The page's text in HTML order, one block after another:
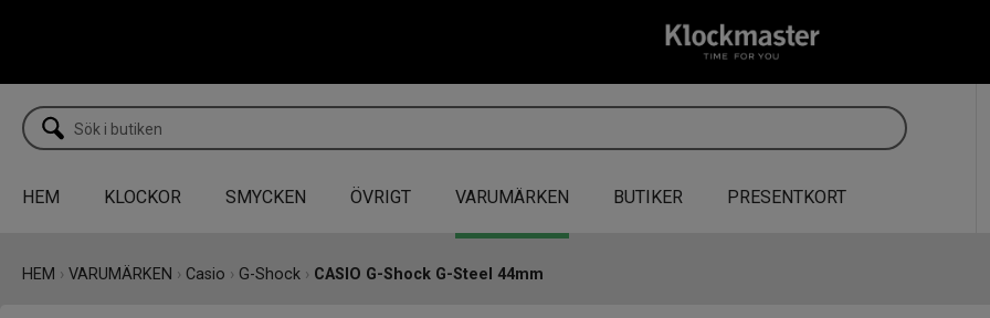
HEM KLOCKOR SMYCKEN ÖVRIGT VARUMÄRKEN BUTIKER PRESENTKORT
HEM › VARUMÄRKEN › Casio › G-Shock › CASIO G-Shock G-Steel 44mm